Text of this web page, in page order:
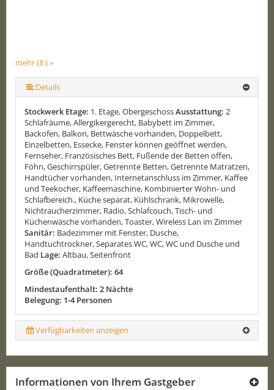
mehr (8 ) »
mehr (8 ) »
mehr (8 ) »
mehr (8 ) »
mehr (8 ) »
Details
Stockwerk Etage: 1. Etage, ObergeschossAusstattung: 2
Schlafräume, Allergikergerecht, Babybett im Zimmer,
Backofen, Balkon, Bettwäsche vorhanden, Doppelbett,
Einzelbetten, Essecke, Fenster können geöffnet werden,
Fernseher, Französisches Bett, Fußende der Betten offen,
Föhn, Geschirrspüler, Getrennte Betten, Getrennte Matratzen,
Handtücher vorhanden, Internetanschluss im Zimmer, Kaffee
und Teekocher, Kaffeemaschine, Kombinierter Wohn- und
Schlafbereich., Küche separat, Kühlschrank, Mikrowelle,
Nichtraucherzimmer, Radio, Schlafcouch, Tisch- und
Küchenwäsche vorhanden, Toaster, Wireless Lan im Zimmer
Sanitär: Badezimmer mit Fenster, Dusche,
Handtuchtrockner, Separates WC, WC, WC und Dusche und
Bad Lage: Altbau, Seitenfront
Größe (Quadratmeter): 64
Mindestaufenthalt: 2 Nächte
Belegung: 1-4 Personen
Verfügbarkeiten anzeigen
Informationen von Ihrem Gastgeber